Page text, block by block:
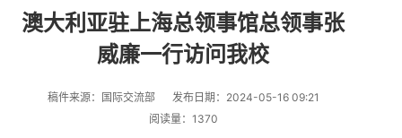
澳大利亚驻上海总领事馆总领事张
威廉一行访问我校
稿件来源：国际交流部
发布日期：2024-05-16 09:21
阅读量： 1370